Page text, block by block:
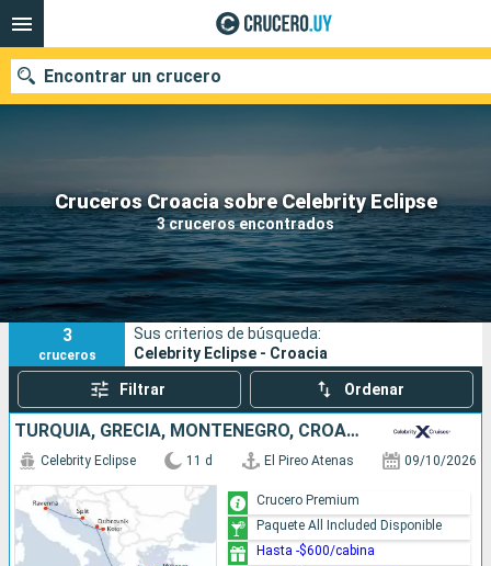
Cruceros Croacia sobre Celebrity Eclipse
3 cruceros encontrados
Encontrar un crucero
Nuestros destinos
Fecha de salida
Puertos Compañías
Buscar
3
cruceros
Sus criterios de búsqueda:
Celebrity Eclipse - Croacia
Filtrar Ordenar
TURQUÍA, GRECIA, MONTENEGRO, CROACIA, ITALIA
Celebrity Eclipse 11 d El Pireo Atenas 09/10/2026
Crucero Premium
Paquete All Included Disponible
Hasta -$600/cabina